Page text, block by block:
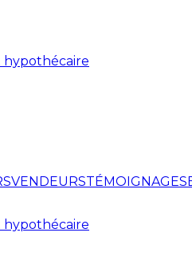
VENDEURSTÉMOIGNAGES